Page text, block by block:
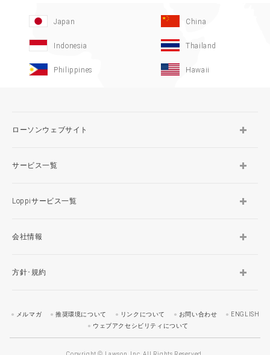
Japan China
Indonesia Thailand
Philippines Hawaii
ローソンウェブサイト
サービス一覧
Loppiサービス一覧
会社情報
方針･規約
メルマガ 推奨環境について リンクについて お問い合わせ
ENGLISH
ウェブアクセシビリティについて